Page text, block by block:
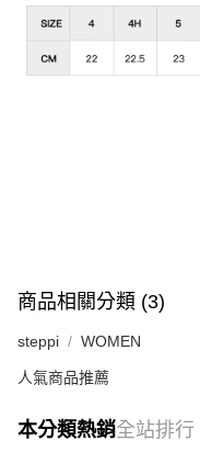
商品相關分類 (3)
steppi WOMEN
人氣商品推薦
本分類熱銷全站排行